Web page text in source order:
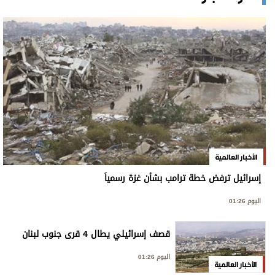
الأخبار العالمية
إسرائيل ترفض خطة ترامب بشأن غزة رسمياً
اليوم 01:26
الأخبار العالمية
قصف إسرائيلي يطال 4 قرى جنوب لبنان
اليوم 01:26